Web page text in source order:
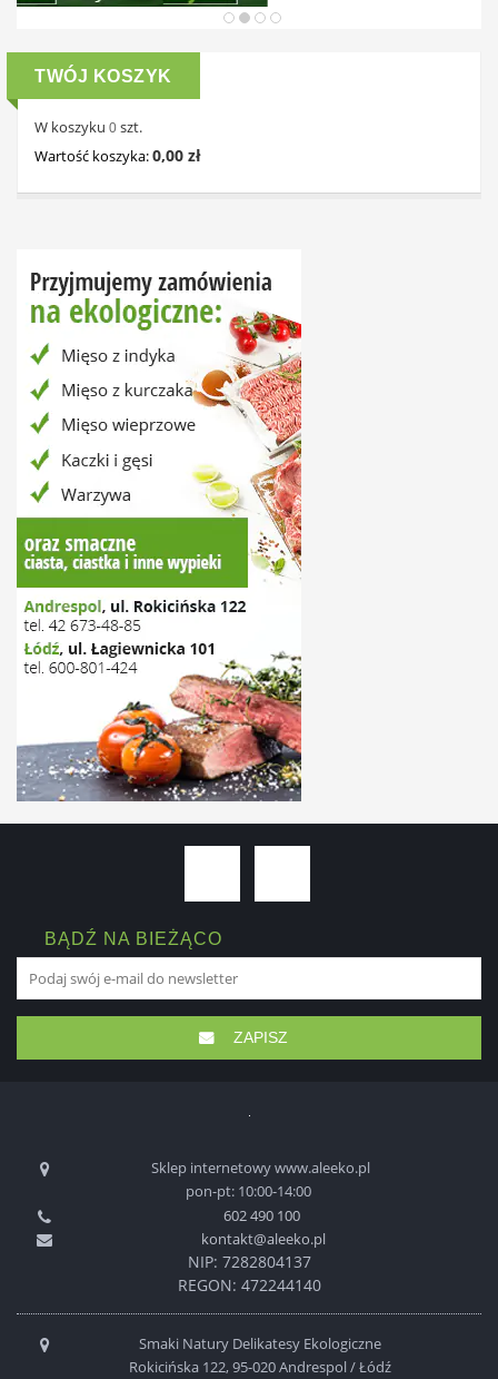
TWÓJ KOSZYK
W koszyku 0 szt.
Wartość koszyka:0,00 zł
BĄDŹ NA BIEŻĄCO
ZAPISZ
Sklep internetowy www.aleeko.pl
pon-pt: 10:00-14:00
602 490 100
kontakt@aleeko.pl
NIP: 7282804137
REGON: 472244140
Smaki Natury Delikatesy Ekologiczne
Rokicińska 122, 95-020 Andrespol / Łódź